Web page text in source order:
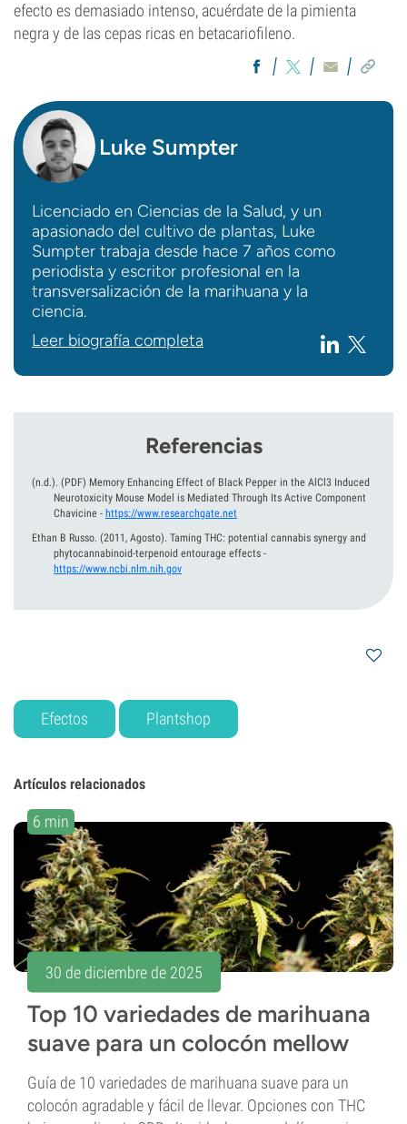
efecto es demasiado intenso, acuérdate de la pimienta
negra y de las cepas ricas en betacariofileno.
Luke Sumpter
Licenciado en Ciencias de la Salud, y un
apasionado del cultivo de plantas, Luke
Sumpter trabaja desde hace 7 años como
periodista y escritor profesional en la
transversalización de la marihuana y la
ciencia.
Leer biografía completa
Referencias
(n.d.). (PDF) Memory Enhancing Effect of Black Pepper in the AlCl3 Induced
Neurotoxicity Mouse Model is Mediated Through Its Active Component
Chavicine - https://www.researchgate.net
Ethan B Russo. (2011, Agosto). Taming THC: potential cannabis synergy and
phytocannabinoid-terpenoid entourage effects -
https://www.ncbi.nlm.nih.gov
Efectos Plantshop
Artículos relacionados
6 min
30 de diciembre de 2025
Top 10 variedades de marihuana
suave para un colocón mellow
Guía de 10 variedades de marihuana suave para un
colocón agradable y fácil de llevar. Opciones con THC